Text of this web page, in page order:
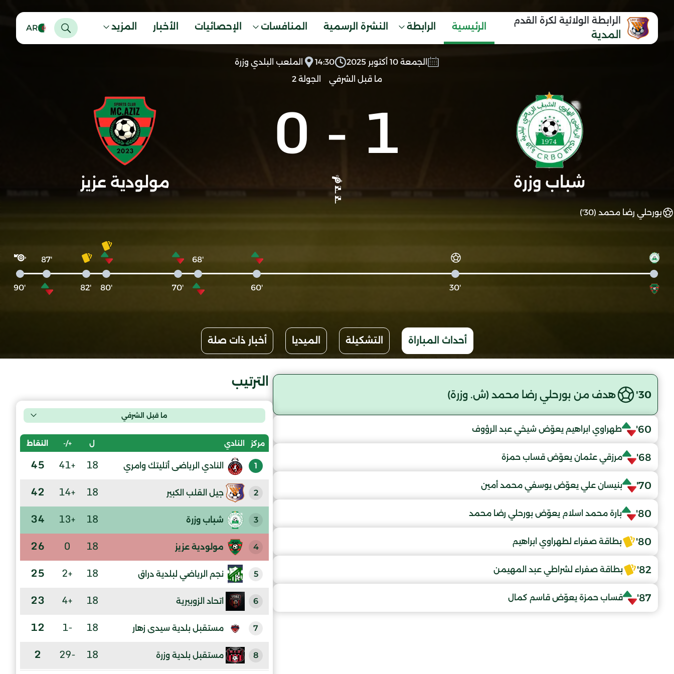
الرابطة الولائية لكرة القدم
المدية
الرئيسية الرابطة النشرة الرسمية المنافسات الإحصائيات الأخبار المزيد AR
الجمعة 10 أكتوبر 2025 14:30
الملعب البلدي وزرة
ما قبل الشرفي
الجولة 2
شباب وزرة
1
-
0
مولودية عزيز
بورحلي رضا محمد (30')
'30
'60
'68
'70
'80
'82
'87
'90
أحداث المباراة التشكيلة الميديا أخبار ذات صلة
30' هدف من بورحلي رضا محمد (ش. وزرة)
60' طهراوي ابراهيم يعوّض شيخي عبد الرؤوف
68' مرزقي عثمان يعوّض قساب حمزة
70' بنيسان علي يعوّض يوسفي محمد أمين
80' بارة محمد اسلام يعوّض بورحلي رضا محمد
80' بطاقة صفراء لطهراوي ابراهيم
82' بطاقة صفراء لشراطي عبد المهيمن
87' قساب حمزة يعوّض قاسم كمال
الترتيب
ما قبل الشرفي
مركز النادي ل +/- النقاط
1 النادي الرياضى أتليتك وامري 18
+41
45
2 جيل القلب الكبير 18
+14
42
3 شباب وزرة 18
+13
34
4 مولودية عزيز 18
0
26
5 نجم الرياضي لبلدية دراق 18
+2
25
6 اتحاد الزوبيرية 18
+4
23
7 مستقبل بلدية سيدى زهار 18
-1
12
8 مستقبل بلدية وزرة 18
-29
2